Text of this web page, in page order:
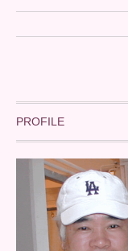
PROFILE